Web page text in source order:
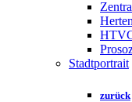
Stadtportrait
zurück